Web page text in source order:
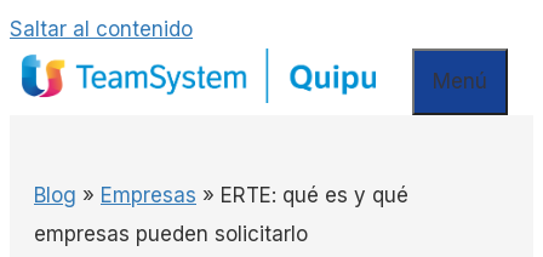
Saltar al contenido
Menú
Blog » Empresas » ERTE: qué es y qué
empresas pueden solicitarlo